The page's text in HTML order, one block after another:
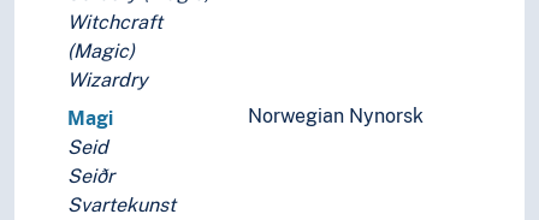
Witchcraft
(Magic)
Wizardry
Norwegian Nynorsk
Magi
Seid
Seiðr
Svartekunst